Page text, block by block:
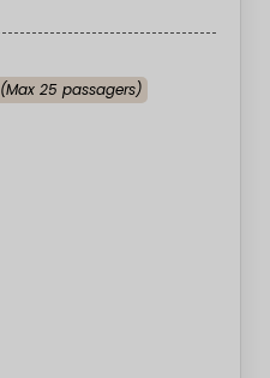
(Max 25 passagers)